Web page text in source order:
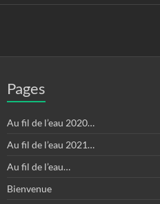
Pages
Au fil de l’eau 2020…
Au fil de l’eau 2021…
Au fil de l’eau…
Bienvenue